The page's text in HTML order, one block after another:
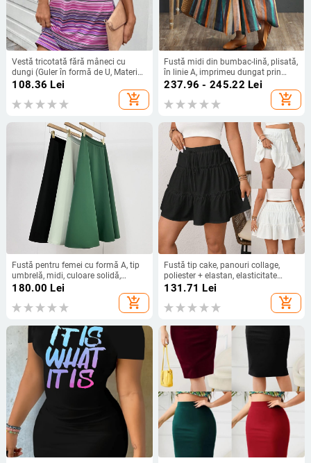
Vestă tricotată fără mâneci cu
dungi (Guler în formă de U, Material
Milk Shreds, Polyester, vara 2025)
108.36 Lei
add_shopping_cart
Fustă midi din bumbac-lină, plisată,
în linie A, imprimeu dungat prin
vopsire, stil casual artistic
237.96 - 245.22 Lei
add_shopping_cart
Fustă pentru femei cu formă A, tip
umbrelă, midi, culoare solidă,
poliester cu elastan, fermoar, micro-
180.00 Lei
add_shopping_cart
Fustă tip cake, panouri collage,
poliester + elastan, elasticitate
micro, vară 2025
131.71 Lei
add_shopping_cart